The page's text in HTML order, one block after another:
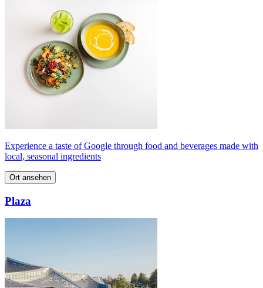
Experience a taste of Google through food and beverages made with
local, seasonal ingredients
Ort ansehen
Plaza